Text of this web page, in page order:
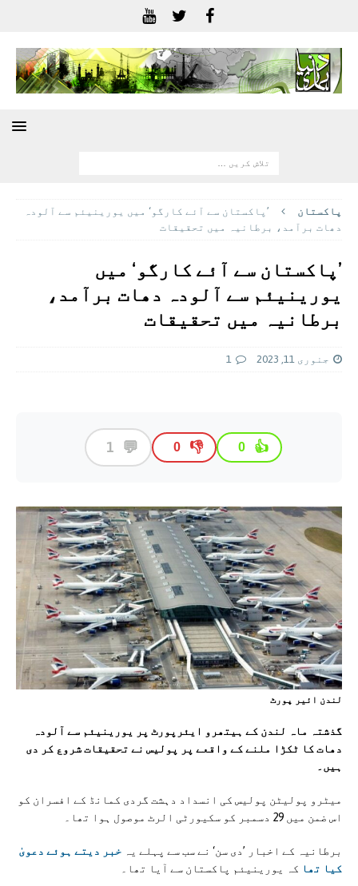
پاکستان
’پاکستان سے آئے کارگو‘ میں یورینیئم سے آلودہ
دھات برآمد، برطانیہ میں تحقیقات
’پاکستان سے آئے کارگو‘ میں
یورینیئم سے آلودہ دھات برآمد،
برطانیہ میں تحقیقات
جنوری 11, 2023 1
👍
0
👎
0
💬
1
لندن ائیر پورٹ
گذشتہ ماہ لندن کے ہیتھرو ایئرپورٹ پر یورینیئم سے آلودہ
دھات کا ٹکڑا ملنے کے واقعے پر پولیس نے تحقیقات شروع کر دی
ہیں۔
میٹرو پولیٹن پولیس کی انسداد دہشت گردی کمانڈ کے افسران کو
اس ضمن میں 29 دسمبر کو سکیورٹی الرٹ موصول ہوا تھا۔
برطانیہ کے اخبار ’دی سن‘ نے سب سے پہلے یہ خبر دیتے ہوئے دعویٰ
کیا تھا کہ یورینیئم پاکستان سے آیا تھا۔